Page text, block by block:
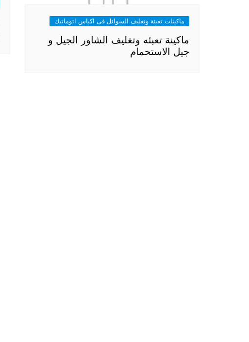
ماكينات تعبئة وتغليف السوائل فى اكياس اتوماتيك
ماكينة تعبئه وتغليف الشاور الجيل و
جيل الاستحمام